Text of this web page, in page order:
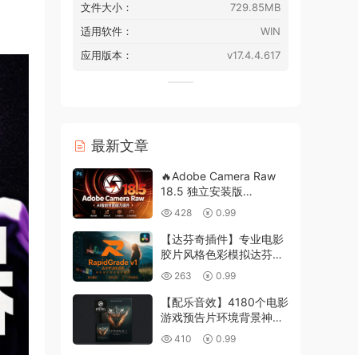
文件大小：
729.85MB
适用软件：
WIN
应用版本：
v17.4.4.617
最新文章
🔥Adobe Camera Raw
18.5 独立安装版
Win/Mac｜景观选择｜干
扰人物移除，赠送 DNG
照片转换工具
428 0.99
【达芬奇插件】专业电影
胶片风格色彩模拟达芬奇
调色插件 RapidGrade
v1.7.0 Win汉化版
263 0.99
【配乐音效】4180个电影
游戏预告片环境背景神秘
紧张节奏氛围配乐音效
Keepforest –
410 0.99